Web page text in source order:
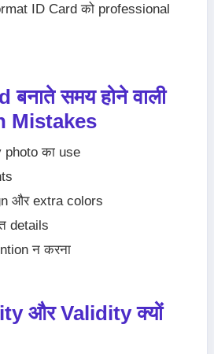
ID Card को professional
बनाते समय होने वाली
Mistakes
photo का use
और extra colors
details
न करना
और Validity क्यों